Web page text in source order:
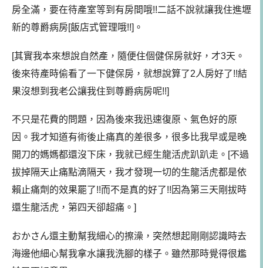
房全滿，要在待產室等到有房間哦!!二話不說就讓我住進壢
新的尊爵病房[飯店式管理哦!!]。
[其實我本來想說自然產，隨便住個健保房就好，才3天。
後來待產時偷看了一下健保房，就想說算了2人房好了!!結
果沒想到我老公讓我住到尊爵病房呢!!]
不只是花費的問題，因為後來我迅速復原、氣色好的原
因。我才知道有術後止痛真的差很多，很多比我早或是晚
開刀的媽媽都還沒下床，我就已經生龍活虎趴趴走。[不過
拔掉隔天止痛點滴隔天，我才發現一切的生龍活虎都是依
賴止痛劑的效果罷了!!而不是真的好了!!因為第三天剛拔時
還生龍活虎，第四天卻超痛。]
おかさん還主動幫我細心的擦澡，突然想起剛剛認識時去
海邊他細心幫我拿水讓我洗腳的樣子。雖然那時覺得很尷